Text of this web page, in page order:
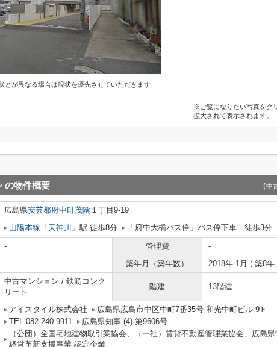
とが異なる場合は現状を優先させていただきます
※ご覧になりたい写真をク
拡大されて表示されます。
の物件概要 【中
広島県安芸郡府中町茂陰 １丁目9-19
山陽本線 「 天神川 」駅 徒歩8分 「府中大橋バス停」バス停下車 徒歩3分
- 管理費
-
- 築年月（築年数） 2018年 1月 ( 築8年
中古マンション / 鉄筋コンク
リート
階建 13階建
アイスタイル株式会社
広島県広島市中区中町7番35号 和光中町ビル 9Ｆ
TEL:082-240-9911
広島県知事 (4) 第9606号
（公団）全国宅地建物取引業協会、（一社）賃貸不動産管理業協会、広島
経営革新支援事業 認定企業